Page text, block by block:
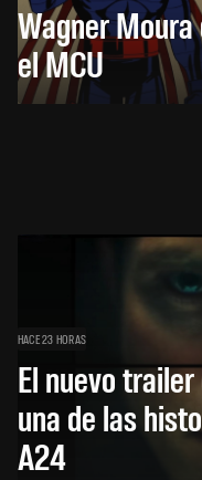
Wagner
el MCU
HACE 23 HORAS
El nuevo
una de las
A24